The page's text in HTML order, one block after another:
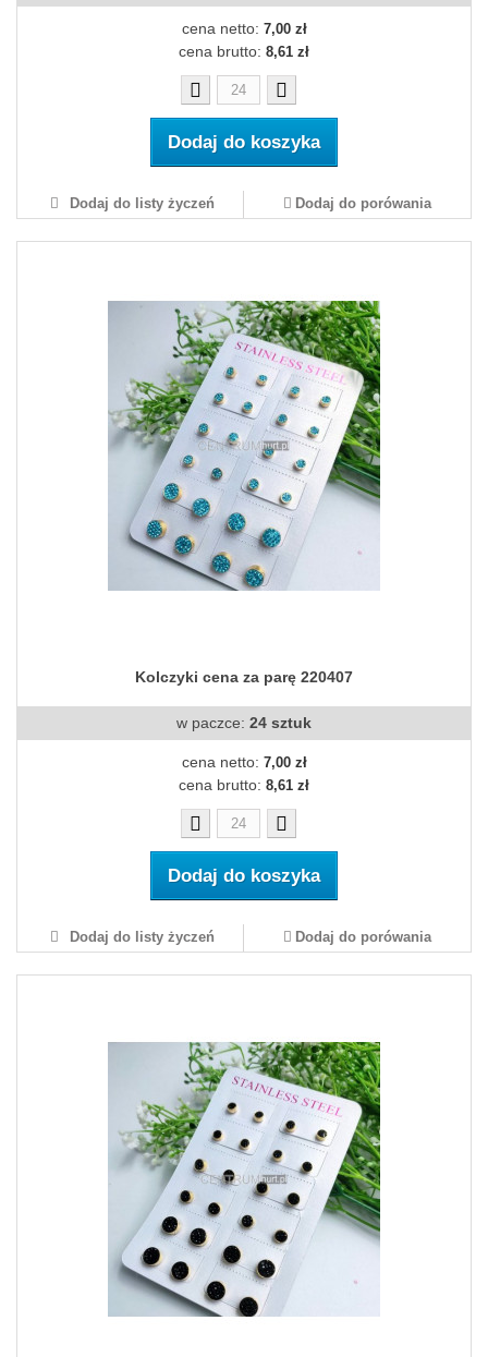
cena netto: 7,00 zł
cena brutto: 8,61 zł
Dodaj do koszyka
Dodaj do listy życzeń Dodaj do porówania
Kolczyki cena za parę 220407
w paczce: 24 sztuk
cena netto: 7,00 zł
cena brutto: 8,61 zł
Dodaj do koszyka
Dodaj do listy życzeń Dodaj do porówania